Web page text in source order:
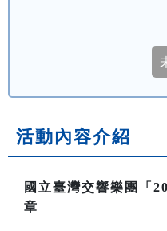
活動內容介紹
國立臺灣交響樂團「
章